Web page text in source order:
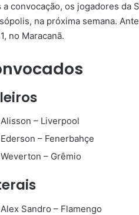
a convocação, os jogadores da
na próxima semana.
no Maracanã.
Alisson – Liverpool
Ederson – Fenerbahçe
Weverton – Grêmio
Alex Sandro – Flamengo